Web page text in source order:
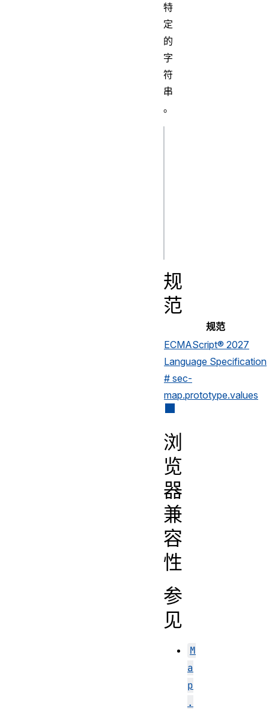
特
定
的
字
符
串
。
规
范
规范
ECMAScript® 2027
Language Specification
# sec-
map.prototype.values
浏
览
器
兼
容
性
参
见
M
a
p
.